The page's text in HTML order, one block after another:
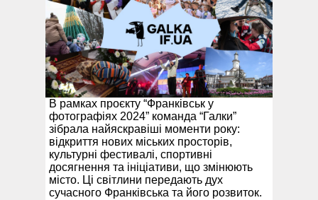
В рамках проєкту “Франківськ у
фотографіях 2024” команда “Галки”
зібрала найяскравіші моменти року:
відкриття нових міських просторів,
культурні фестивалі, спортивні
досягнення та ініціативи, що змінюють
місто. Ці світлини передають дух
сучасного Франківська та його розвиток.